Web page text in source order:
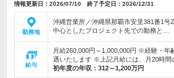
情報更新日：2026/07/10 終了予定日：2026/12/31
勤務地
沖縄営業所／沖縄県那覇市安里381番1
中心としたプロジェクト先での勤務と…
給与
月給260,000円～1,000,000円 ※経験・年
遇いたします ※上記月給には、月20時間
初年度の年収： 312～1,200万円